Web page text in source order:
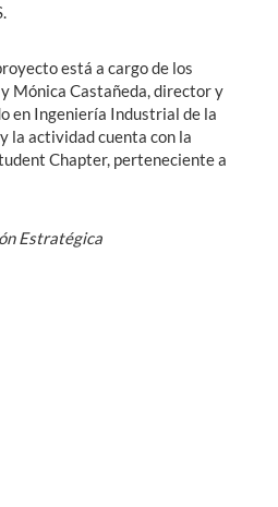
está a cargo de los
Mónica Castañeda, director y
en Ingeniería Industrial de la
la actividad cuenta con la
Chapter, perteneciente a
Estratégica